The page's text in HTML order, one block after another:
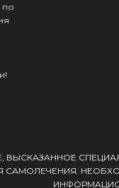
по
САМОЛЕЧЕНИЯ.